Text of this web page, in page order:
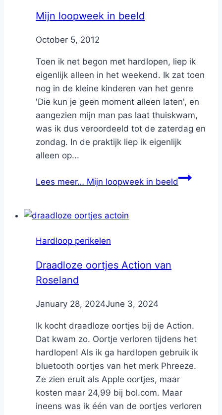
Mijn loopweek in beeld
ByNicole
October 5, 2012
Toen ik net begon met hardlopen, liep ik
eigenlijk alleen in het weekend. Ik zat toen
nog in de kleine kinderen van het genre
'Die kun je geen moment alleen laten', en
aangezien mijn man pas laat thuiskwam,
was ik dus veroordeeld tot de zaterdag en
zondag. In de praktijk liep ik eigenlijk
alleen op...
Lees meer… Mijn loopweek in beeld
Hardloop perikelen
Draadloze oortjes Action van
Roseland
ByNicole
January 28, 2024June 3, 2024
Ik kocht draadloze oortjes bij de Action.
Dat kwam zo. Oortje verloren tijdens het
hardlopen! Als ik ga hardlopen gebruik ik
bluetooth oortjes van het merk Phreeze.
Ze zien eruit als Apple oortjes, maar
kosten maar 24,99 bij bol.com. Maar
ineens was ik één van de oortjes verloren